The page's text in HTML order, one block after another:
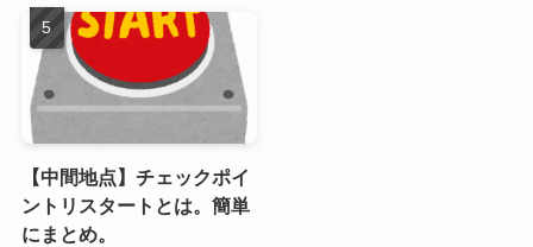
【中間地点】チェックポイ
ントリスタートとは。簡単
にまとめ。